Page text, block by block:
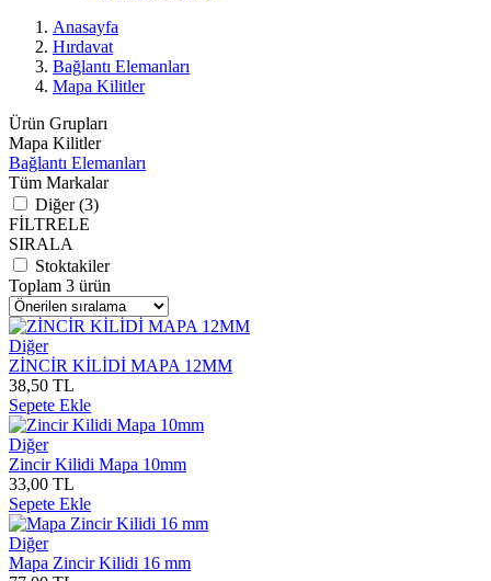
Anasayfa
Hırdavat
Bağlantı Elemanları
Mapa Kilitler
Ürün Grupları
Mapa Kilitler
Bağlantı Elemanları
Tüm Markalar
Diğer (3)
FİLTRELE
SIRALA
Stoktakiler
Toplam 3 ürün
Diğer
ZİNCİR KİLİDİ MAPA 12MM
38,50 TL
Sepete Ekle
Diğer
Zincir Kilidi Mapa 10mm
33,00 TL
Sepete Ekle
Diğer
Mapa Zincir Kilidi 16 mm